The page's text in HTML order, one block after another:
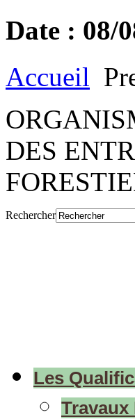
Date : 08/
Accueil
DES
Rechercher
Les